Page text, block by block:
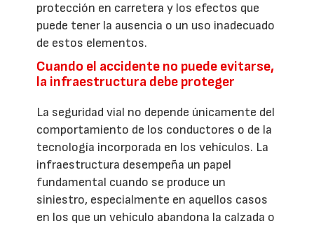
protección en carretera y los efectos que
puede tener la ausencia o un uso inadecuado
de estos elementos.
Cuando el accidente no puede evitarse,
la infraestructura debe proteger
La seguridad vial no depende únicamente del
comportamiento de los conductores o de la
tecnología incorporada en los vehículos. La
infraestructura desempeña un papel
fundamental cuando se produce un
siniestro, especialmente en aquellos casos
en los que un vehículo abandona la calzada o